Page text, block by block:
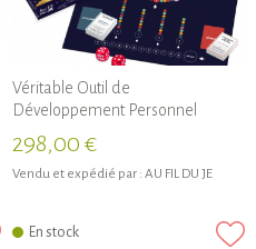
Véritable Outil de
Développement Personnel
298,00 €
Vendu et expédié par : AU FIL DU JE
En stock